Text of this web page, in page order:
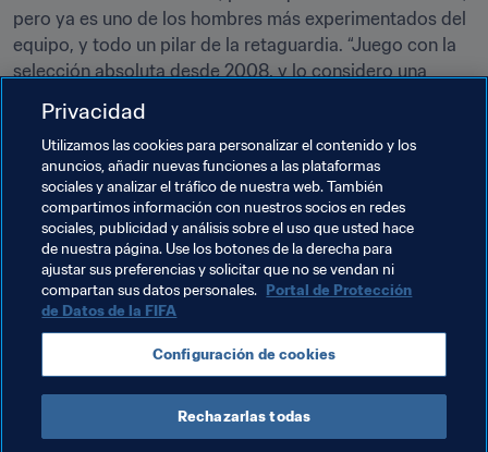
pero ya es uno de los hombres más experimentados del
equipo, y todo un pilar de la retaguardia. “Juego con la
selección absoluta desde 2008, y lo considero una
internacionales he acumulado experiencia, y eso hace
que deba asumir una cierta responsabilidad, tanto
dentro como fuera de la cancha. Ayudo mucho a los
jóvenes. Dentro del campo, redoblo esfuerzos para dar
ejemplo. Todo el mundo espera de mí que esté al
máximo siempre que juego con la selección”, concluye.
Temas relacionados
Cameroon Tunisia CAF
Privacidad
Utilizamos las cookies para personalizar el contenido y los
anuncios, añadir nuevas funciones a las plataformas
sociales y analizar el tráfico de nuestra web. También
compartimos información con nuestros socios en redes
sociales, publicidad y análisis sobre el uso que usted hace
de nuestra página. Use los botones de la derecha para
ajustar sus preferencias y solicitar que no se vendan ni
compartan sus datos personales. Portal de Protección
de Datos de la FIFA
Configuración de cookies
Rechazarlas todas